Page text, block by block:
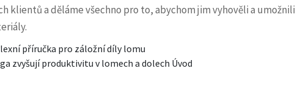
klientů a děláme všechno pro to, abychom jim vyhověli a umožnili
příručka pro záložní díly lomu
zvyšují produktivitu v lomech a dolech Úvod